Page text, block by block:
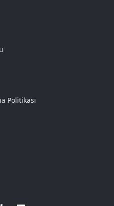
Politikası